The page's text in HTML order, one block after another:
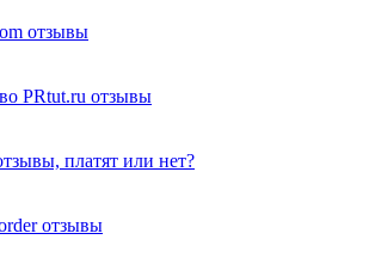
отзывы
PRtut.ru отзывы
платят или нет?
отзывы